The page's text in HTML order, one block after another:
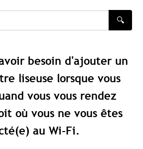
🔍
besoin d'ajouter un
liseuse lorsque vous
vous vous rendez
où vous ne vous êtes
au Wi-Fi.